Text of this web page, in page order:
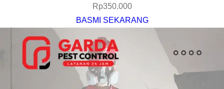
Rp350.000
BASMI SEKARANG